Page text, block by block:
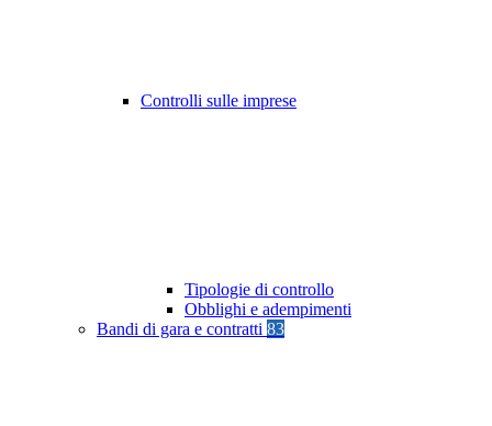
Controlli sulle imprese
Tipologie di controllo
Obblighi e adempimenti
Bandi di gara e contratti 83